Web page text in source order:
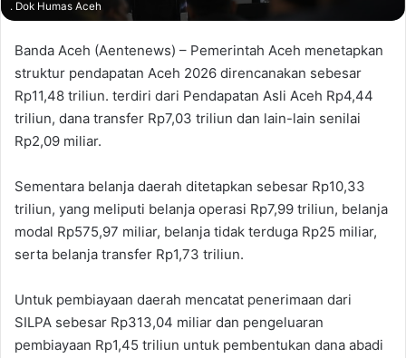
. Dok Humas Aceh
Banda Aceh (Aentenews) – Pemerintah Aceh menetapkan
struktur pendapatan Aceh 2026 direncanakan sebesar
Rp11,48 triliun. terdiri dari Pendapatan Asli Aceh Rp4,44
triliun, dana transfer Rp7,03 triliun dan lain-lain senilai
Rp2,09 miliar.
Sementara belanja daerah ditetapkan sebesar Rp10,33
triliun, yang meliputi belanja operasi Rp7,99 triliun, belanja
modal Rp575,97 miliar, belanja tidak terduga Rp25 miliar,
serta belanja transfer Rp1,73 triliun.
Untuk pembiayaan daerah mencatat penerimaan dari
SILPA sebesar Rp313,04 miliar dan pengeluaran
pembiayaan Rp1,45 triliun untuk pembentukan dana abadi